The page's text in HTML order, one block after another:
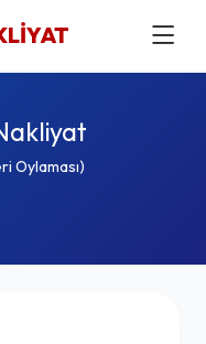
Oylaması)